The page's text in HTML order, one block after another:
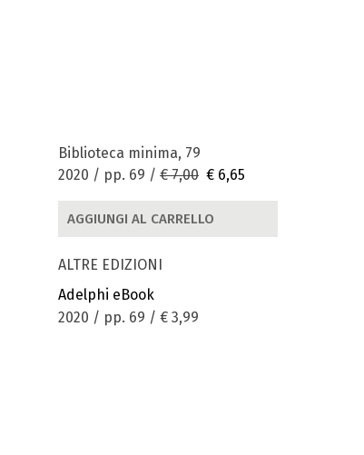
Biblioteca minima, 79
2020 / pp. 69 / € 7,00 € 6,65
AGGIUNGI AL CARRELLO
ALTRE EDIZIONI
Adelphi eBook
2020 / pp. 69 / € 3,99